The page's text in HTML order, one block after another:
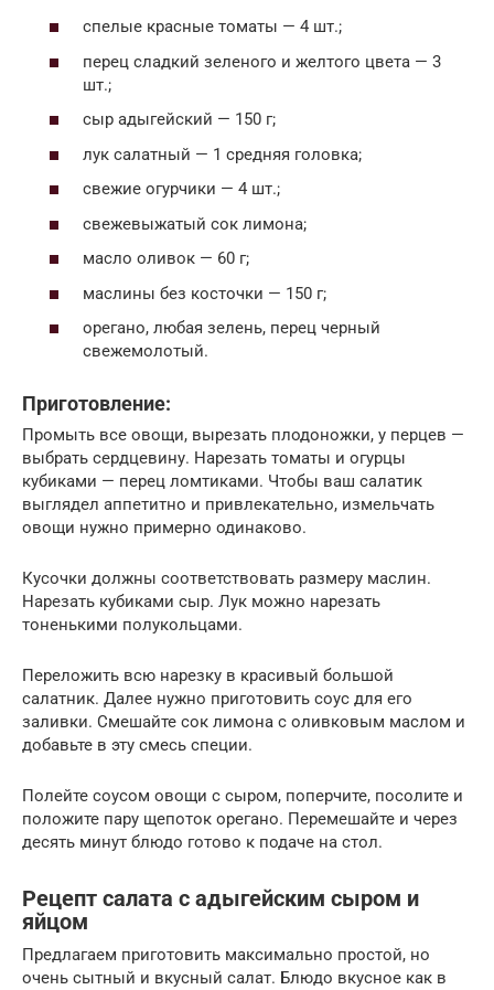
спелые красные томаты — 4 шт.;
перец сладкий зеленого и желтого цвета — 3
шт.;
сыр адыгейский — 150 г;
лук салатный — 1 средняя головка;
свежие огурчики — 4 шт.;
свежевыжатый сок лимона;
масло оливок — 60 г;
маслины без косточки — 150 г;
орегано, любая зелень, перец черный
свежемолотый.
Приготовление:
Промыть все овощи, вырезать плодоножки, у перцев —
выбрать сердцевину. Нарезать томаты и огурцы
кубиками — перец ломтиками. Чтобы ваш салатик
выглядел аппетитно и привлекательно, измельчать
овощи нужно примерно одинаково.
Кусочки должны соответствовать размеру маслин.
Нарезать кубиками сыр. Лук можно нарезать
тоненькими полукольцами.
Переложить всю нарезку в красивый большой
салатник. Далее нужно приготовить соус для его
заливки. Смешайте сок лимона с оливковым маслом и
добавьте в эту смесь специи.
Полейте соусом овощи с сыром, поперчите, посолите и
положите пару щепоток орегано. Перемешайте и через
десять минут блюдо готово к подаче на стол.
Рецепт салата с адыгейским сыром и
яйцом
Предлагаем приготовить максимально простой, но
очень сытный и вкусный салат. Блюдо вкусное как в